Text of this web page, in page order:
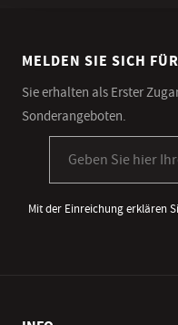
MELDEN SIE SICH
Sie erhalten als Erster
Sonderangeboten.
Mit der Einreichung erklären